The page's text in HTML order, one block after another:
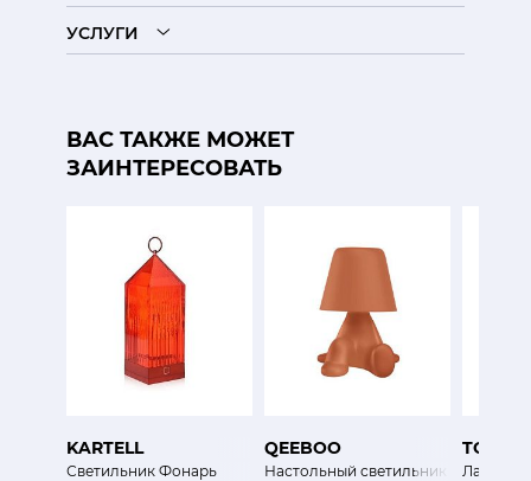
УСЛУГИ
ВАС ТАКЖЕ МОЖЕТ
ЗАИНТЕРЕСОВАТЬ
KARTELL
Светильник Фонарь
QEEBOO
Настольный светильник БобЛампа